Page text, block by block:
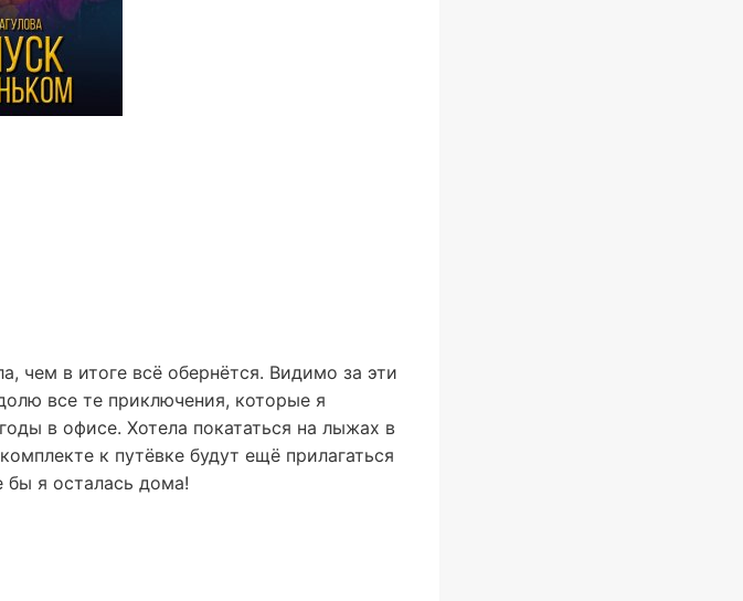
чем в итоге всё обернётся. Видимо за эти
все те приключения, которые я
в офисе. Хотела покататься на лыжах в
к путёвке будут ещё прилагаться
я осталась дома!